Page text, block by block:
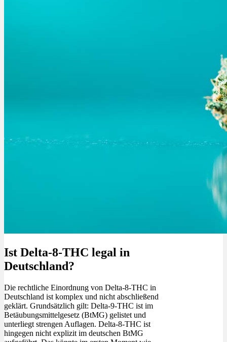
Ist Delta-8-THC legal in
Deutschland?
Die rechtliche Einordnung von Delta-8-THC in
Deutschland ist komplex und nicht abschließend
geklärt. Grundsätzlich gilt: Delta-9-THC ist im
Betäubungsmittelgesetz (BtMG) gelistet und
unterliegt strengen Auflagen. Delta-8-THC ist
hingegen nicht explizit im deutschen BtMG